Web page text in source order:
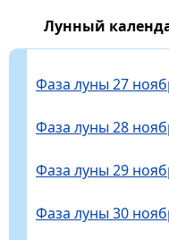
Лунный
Фаза луны 27
Фаза луны 28
Фаза луны 29
Фаза луны 30